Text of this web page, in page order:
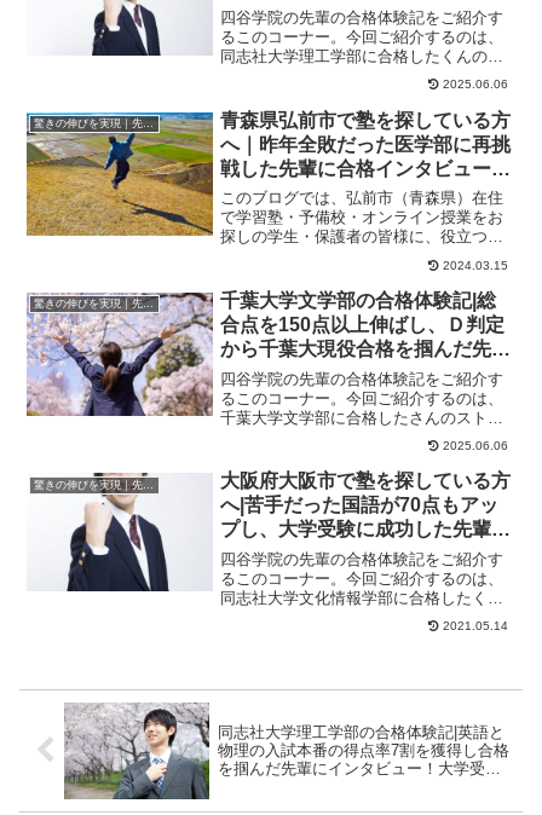
ンタビュー！大学受験予備校四谷
学院
四谷学院の先輩の合格体験記をご紹介す
るこのコーナー。今回ご紹介するのは、
同志社大学理工学部に合格したくんのス
トーリーです。くんが合格した大学同志
2025.06.06
驚きの伸びを実現｜先輩列伝
青森県弘前市で塾を探している方
へ｜昨年全敗だった医学部に再挑
戦した先輩に合格インタビュー！
大学受験予備校四谷学院
このブログでは、弘前市（青森県）在住
で学習塾・予備校・オンライン授業をお
探しの学生・保護者の皆様に、役立つ情
報やヒントになる情報をお伝えします。
2024.03.15
驚きの伸びを実現｜先輩列伝
千葉大学文学部の合格体験記|総
合点を150点以上伸ばし、Ｄ判定
から千葉大現役合格を掴んだ先輩
にインタビュー！大学受験予備校
四谷学院
四谷学院の先輩の合格体験記をご紹介す
るこのコーナー。今回ご紹介するのは、
千葉大学文学部に合格したさんのストー
リーです。さんが合格した大学千葉大学
2025.06.06
大阪府大阪市で塾を探している方
へ|苦手だった国語が70点もアッ
プし、大学受験に成功した先輩に
インタビュー！大学受験予備校四
谷学院
四谷学院の先輩の合格体験記をご紹介す
るこのコーナー。今回ご紹介するのは、
同志社大学文化情報学部に合格したくん
のストーリーです。受験勉強開始時期は
2021.05.14
同志社大学理工学部の合格体験記|英語と
物理の入試本番の得点率7割を獲得し合格
を掴んだ先輩にインタビュー！大学受験